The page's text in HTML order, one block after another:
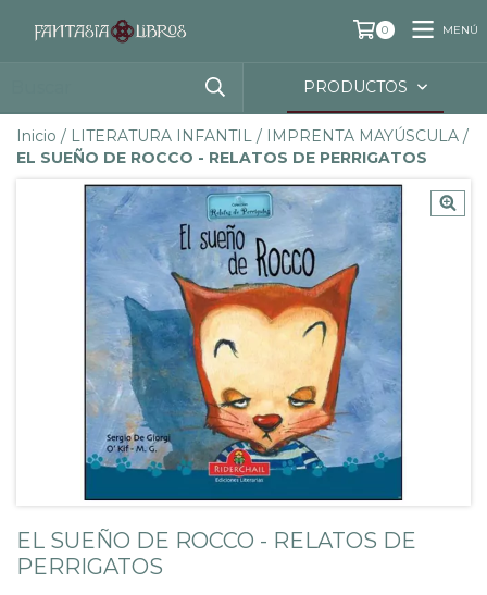
0 MENÚ
PRODUCTOS
Inicio / LITERATURA INFANTIL / IMPRENTA MAYÚSCULA /
EL SUEÑO DE ROCCO - RELATOS DE PERRIGATOS
EL SUEÑO DE ROCCO - RELATOS DE
PERRIGATOS